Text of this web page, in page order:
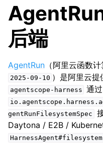
后端
AgentRun （阿里云函数
2025-09-10 ）是阿里云提
agentscope-harness 通过
gentRunFilesystemSpec
Daytona / E2B /